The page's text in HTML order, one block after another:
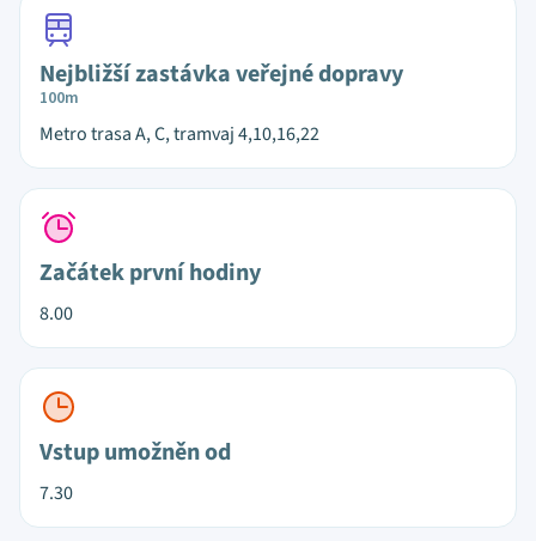
Nejbližší zastávka veřejné dopravy
100m
Metro trasa A, C, tramvaj 4,10,16,22
Začátek první hodiny
8.00
Vstup umožněn od
7.30